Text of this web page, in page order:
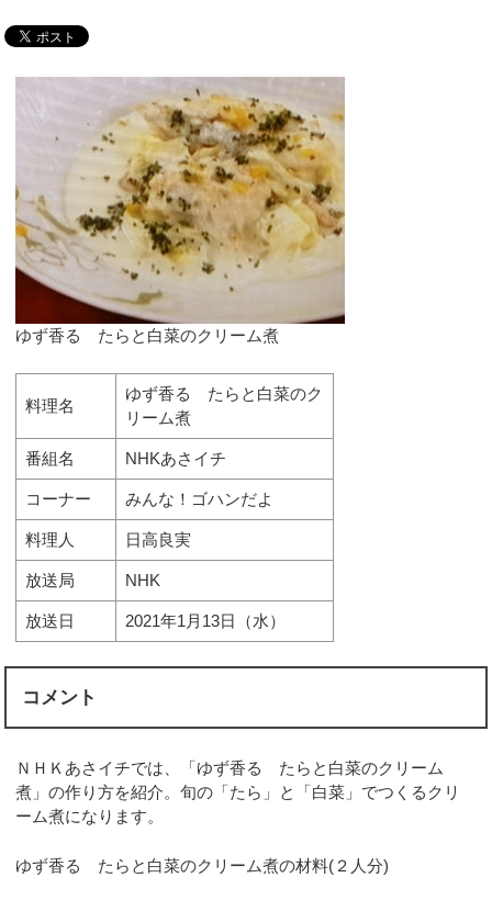
ゆず香る たらと白菜のクリーム煮
料理名
ゆず香る たらと白菜のク
リーム煮
番組名 NHKあさイチ
コーナー みんな！ゴハンだよ
料理人 日高良実
放送局 NHK
放送日 2021年1月13日（水）
コメント
ＮＨＫあさイチでは、「ゆず香る たらと白菜のクリーム
煮」の作り方を紹介。旬の「たら」と「白菜」でつくるクリ
ーム煮になります。
ゆず香る たらと白菜のクリーム煮の材料(２人分)